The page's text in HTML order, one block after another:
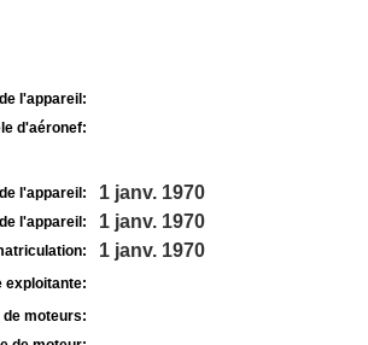
l'appareil:
d'aéronef:
l'appareil: 1 janv. 1970
l'appareil: 1 janv. 1970
1 janv. 1970
exploitante:
de moteurs: